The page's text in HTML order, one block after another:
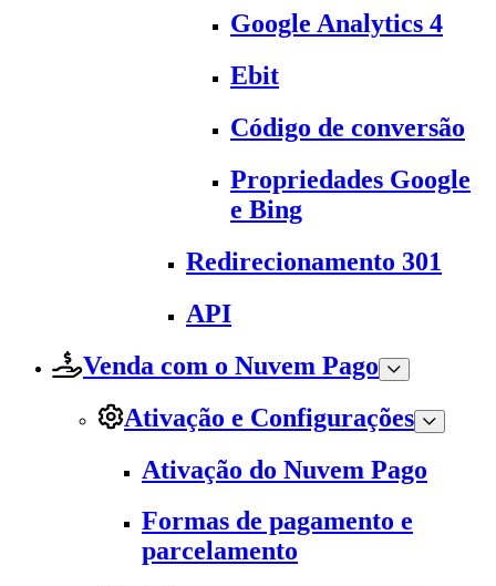
Google Analytics 4
Ebit
Código de conversão
Propriedades Google
e Bing
Redirecionamento 301
API
Venda com o Nuvem Pago
Ativação e Configurações
Ativação do Nuvem Pago
Formas de pagamento e
parcelamento